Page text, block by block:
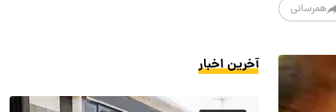
همرسانی
آخرین اخبار